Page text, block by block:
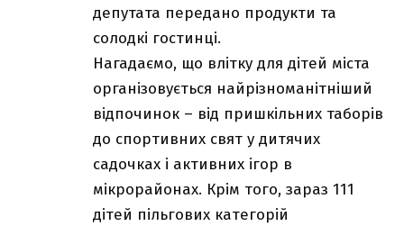
депутата передано продукти та
солодкі гостинці.
Нагадаємо, що влітку для дітей міста
організовується найрізноманітніший
відпочинок – від пришкільних таборів
до спортивних свят у дитячих
садочках і активних ігор в
мікрорайонах. Крім того, зараз 111
дітей пільгових категорій